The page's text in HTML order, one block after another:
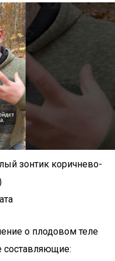
зонтик коричнево-
о плодовом теле
составляющие: